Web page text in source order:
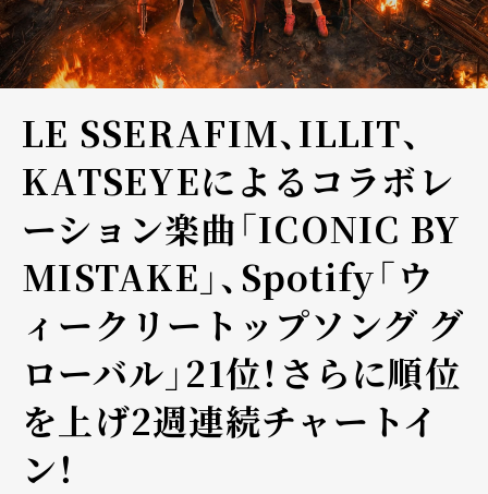
LE SSERAFIM、ILLIT、
KATSEYEによるコラボレ
ーション楽曲「ICONIC BY
MISTAKE」、Spotify「ウ
ィークリートップソング グ
ローバル」21位！さらに順位
を上げ2週連続チャートイ
ン！